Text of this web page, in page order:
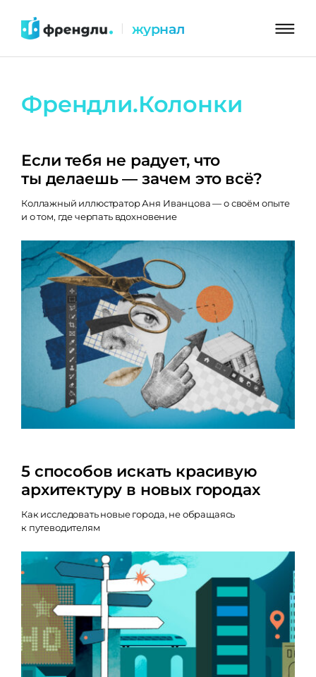
| журнал
Френдли.Колонки
Если тебя не радует, что
ты делаешь — зачем это всё?
Коллажный иллюстратор Аня Иванцова — о своём опыте
и о том, где черпать вдохновение
5 способов искать красивую
архитектуру в новых городах
Как исследовать новые города, не обращаясь
к путеводителям